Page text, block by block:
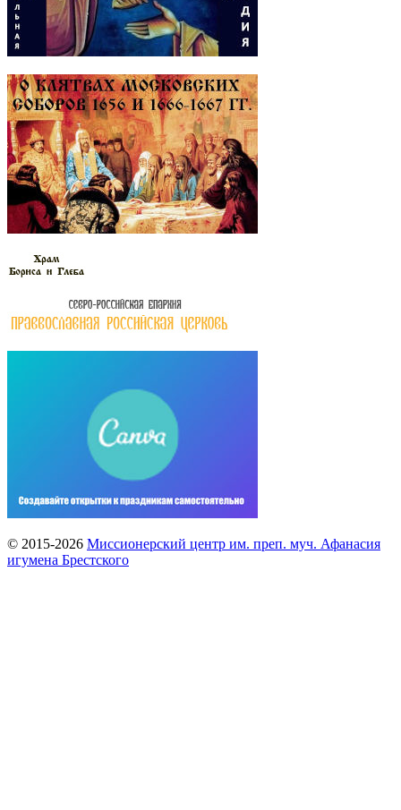
© 2015-2026 Миссионерский центр им. преп. муч. Афанасия
игумена Брестского